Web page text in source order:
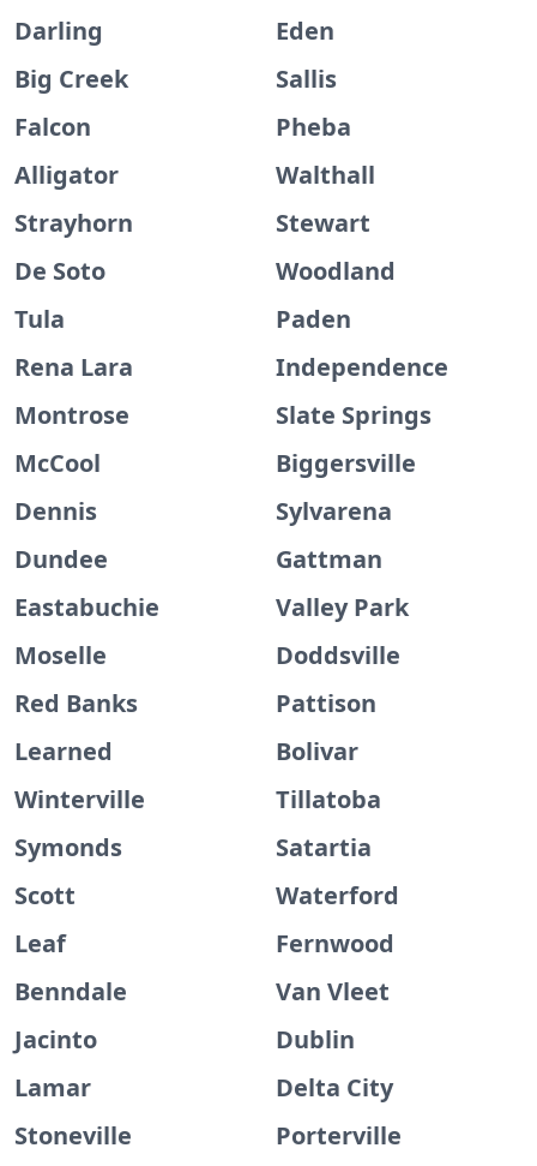
Darling
Eden
Big Creek
Sallis
Falcon
Pheba
Alligator
Walthall
Strayhorn
Stewart
De Soto
Woodland
Tula
Paden
Rena Lara
Independence
Montrose
Slate Springs
McCool
Biggersville
Dennis
Sylvarena
Dundee
Gattman
Eastabuchie
Valley Park
Moselle
Doddsville
Red Banks
Pattison
Learned
Bolivar
Winterville
Tillatoba
Symonds
Satartia
Scott
Waterford
Leaf
Fernwood
Benndale
Van Vleet
Jacinto
Dublin
Lamar
Delta City
Stoneville
Porterville